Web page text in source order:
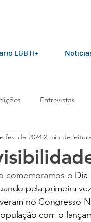
LGBTI+
Entrevistas
do Fórum
Manifesto
fev. de 2024 2 min de leitura
comemoramos o Dia
pela primeira
no Congresso
com o